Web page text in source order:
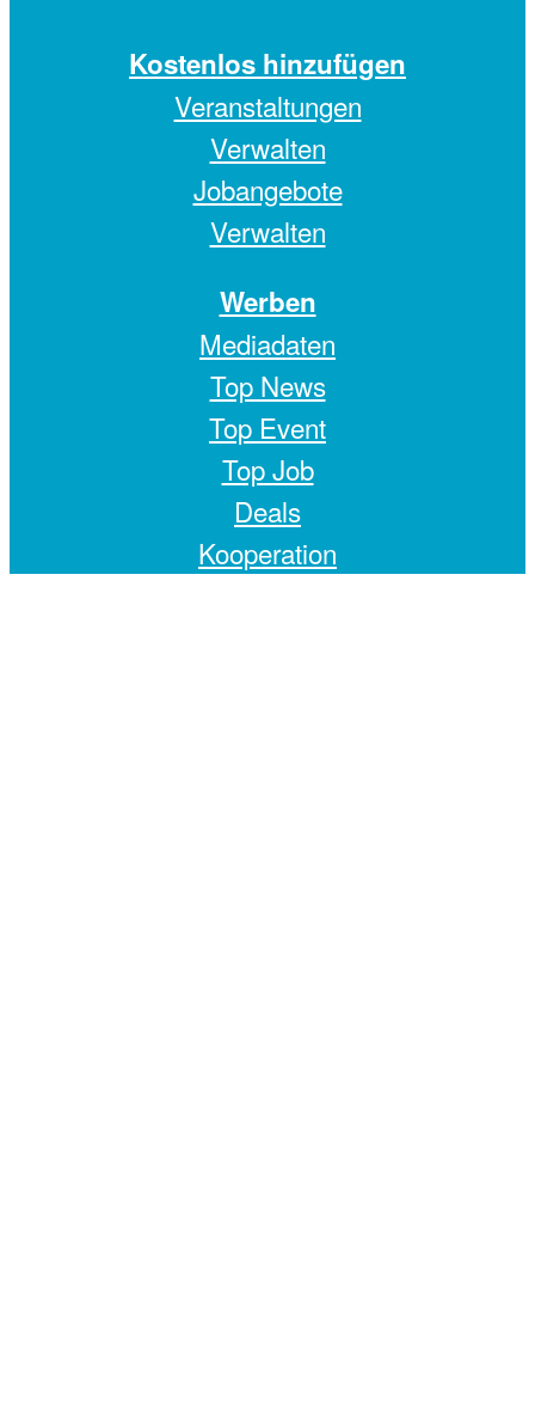
Kostenlos hinzufügen
Veranstaltungen
Verwalten
Jobangebote
Verwalten
Werben
Mediadaten
Top News
Top Event
Top Job
Deals
Kooperation